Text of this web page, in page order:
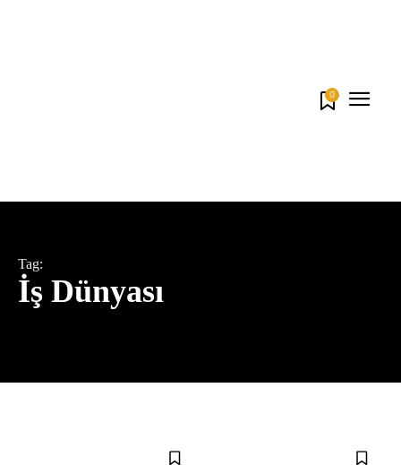
0
Tag:
İş Dünyası